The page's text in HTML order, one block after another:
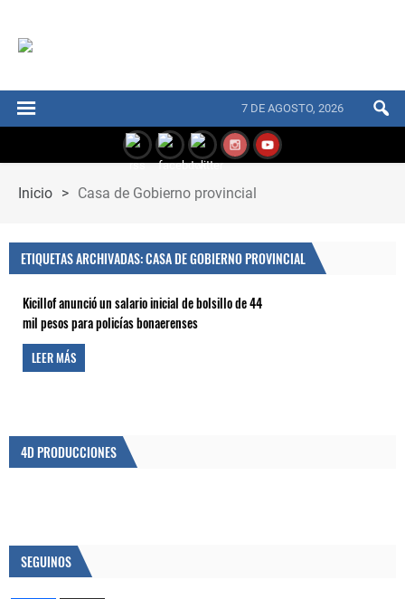
7 DE AGOSTO, 2026
Inicio > Casa de Gobierno provincial
ETIQUETAS ARCHIVADAS: CASA DE GOBIERNO PROVINCIAL
Kicillof anunció un salario inicial de bolsillo de 44
mil pesos para policías bonaerenses
LEER MÁS
4D PRODUCCIONES
SEGUINOS